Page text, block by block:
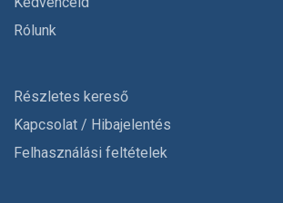
Rólunk
Részletes kereső
Kapcsolat / Hibajelentés
Felhasználási feltételek